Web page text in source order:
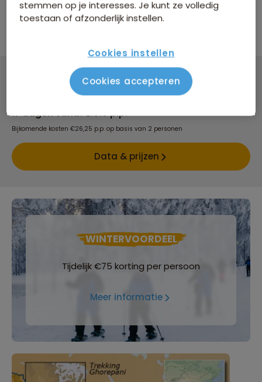
Profiteer nu van tijdelijke korting op vertrek:
Groepsrondreis Nepal
17 dagen vanaf 2.619 p.p.
Bijkomende kosten €26,25 p.p. op basis van 2 personen
Data & prijzen
WINTERVOORDEEL
Tijdelijk €75 korting per persoon
Meer informatie
stemmen op je interesses. Je kunt ze volledig
toestaan of afzonderlijk instellen.
Cookies instellen
Cookies accepteren